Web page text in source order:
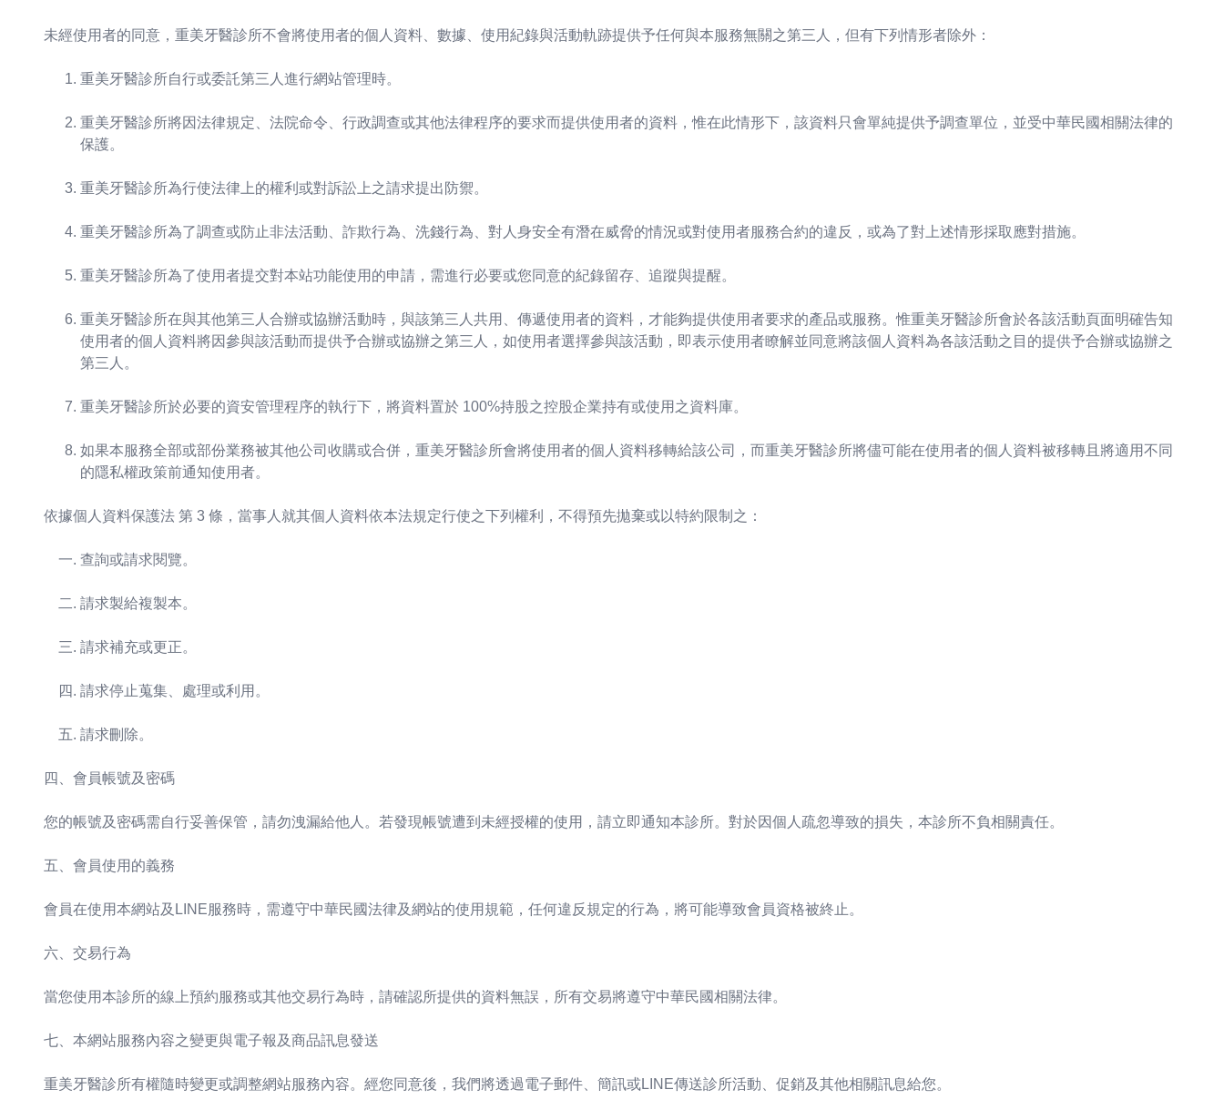
未經使用者的同意，重美牙醫診所不會將使用者的個人資料、數據、使用紀錄與活動軌跡提供予任何與本服務無關之第三人，但有下列情形者除外：
重美牙醫診所自行或委託第三人進行網站管理時。
重美牙醫診所將因法律規定、法院命令、行政調查或其他法律程序的要求而提供使用者的資料，惟在此情形下，該資料只會單純提供予調查單位，並受中華民國相關法律的
保護。
重美牙醫診所為行使法律上的權利或對訴訟上之請求提出防禦。
重美牙醫診所為了調查或防止非法活動、詐欺行為、洗錢行為、對人身安全有潛在威脅的情況或對使用者服務合約的違反，或為了對上述情形採取應對措施。
重美牙醫診所為了使用者提交對本站功能使用的申請，需進行必要或您同意的紀錄留存、追蹤與提醒。
重美牙醫診所在與其他第三人合辦或協辦活動時，與該第三人共用、傳遞使用者的資料，才能夠提供使用者要求的產品或服務。惟重美牙醫診所會於各該活動頁面明確告知
使用者的個人資料將因參與該活動而提供予合辦或協辦之第三人，如使用者選擇參與該活動，即表示使用者瞭解並同意將該個人資料為各該活動之目的提供予合辦或協辦之
第三人。
重美牙醫診所於必要的資安管理程序的執行下，將資料置於 100%持股之控股企業持有或使用之資料庫。
如果本服務全部或部份業務被其他公司收購或合併，重美牙醫診所會將使用者的個人資料移轉給該公司，而重美牙醫診所將儘可能在使用者的個人資料被移轉且將適用不同
的隱私權政策前通知使用者。
依據個人資料保護法 第 3 條，當事人就其個人資料依本法規定行使之下列權利，不得預先拋棄或以特約限制之：
查詢或請求閱覽。
請求製給複製本。
請求補充或更正。
請求停止蒐集、處理或利用。
請求刪除。
四、會員帳號及密碼
您的帳號及密碼需自行妥善保管，請勿洩漏給他人。若發現帳號遭到未經授權的使用，請立即通知本診所。對於因個人疏忽導致的損失，本診所不負相關責任。
五、會員使用的義務
會員在使用本網站及LINE服務時，需遵守中華民國法律及網站的使用規範，任何違反規定的行為，將可能導致會員資格被終止。
六、交易行為
當您使用本診所的線上預約服務或其他交易行為時，請確認所提供的資料無誤，所有交易將遵守中華民國相關法律。
七、本網站服務內容之變更與電子報及商品訊息發送
重美牙醫診所有權隨時變更或調整網站服務內容。經您同意後，我們將透過電子郵件、簡訊或LINE傳送診所活動、促銷及其他相關訊息給您。